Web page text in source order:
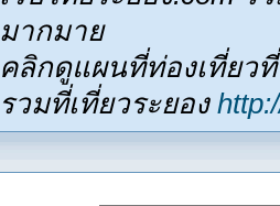
มากมาย
คลิกดูแผนที่ท่องเที่ยว
รวมที่เที่ยวระยอง